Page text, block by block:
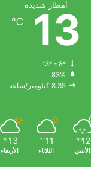
أمطار شديدة
13
℃
83%
8.35 كيلومتر/ساعة
12
℃
الأثنين
11
℃
الثلاثاء
13
℃
الأربعاء